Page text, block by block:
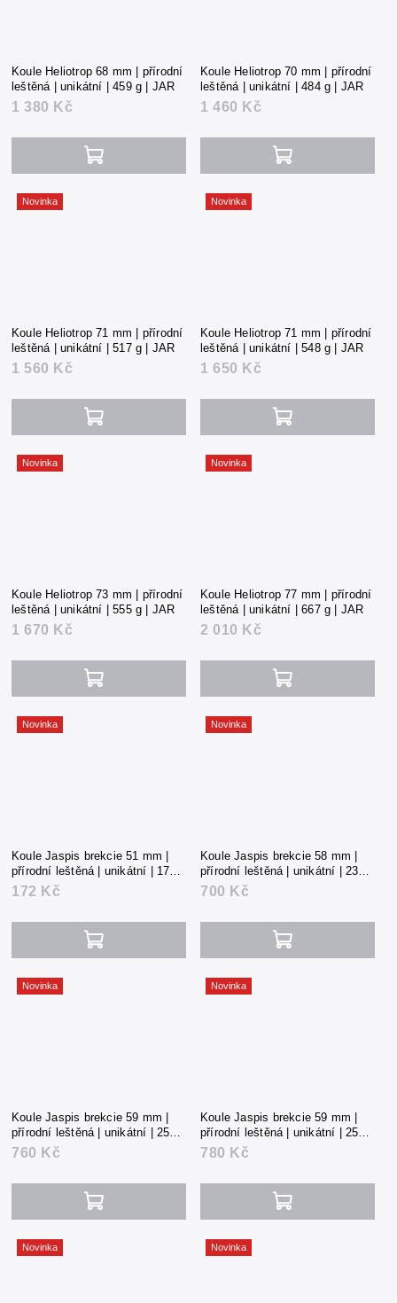
Koule Heliotrop 68 mm | přírodní
leštěná | unikátní | 459 g | JAR
1 380 Kč
Koule Heliotrop 70 mm | přírodní
leštěná | unikátní | 484 g | JAR
1 460 Kč
Novinka
Koule Heliotrop 71 mm | přírodní
leštěná | unikátní | 517 g | JAR
1 560 Kč
Novinka
Koule Heliotrop 71 mm | přírodní
leštěná | unikátní | 548 g | JAR
1 650 Kč
Novinka
Koule Heliotrop 73 mm | přírodní
leštěná | unikátní | 555 g | JAR
1 670 Kč
Novinka
Koule Heliotrop 77 mm | přírodní
leštěná | unikátní | 667 g | JAR
2 010 Kč
Novinka
Koule Jaspis brekcie 51 mm |
přírodní leštěná | unikátní | 172 g
| Čína
172 Kč
Novinka
Koule Jaspis brekcie 58 mm |
přírodní leštěná | unikátní | 232 g
| Čína
700 Kč
Novinka
Koule Jaspis brekcie 59 mm |
přírodní leštěná | unikátní | 253 g
| Čína
760 Kč
Novinka
Koule Jaspis brekcie 59 mm |
přírodní leštěná | unikátní | 259 g
| Čína
780 Kč
Novinka Novinka